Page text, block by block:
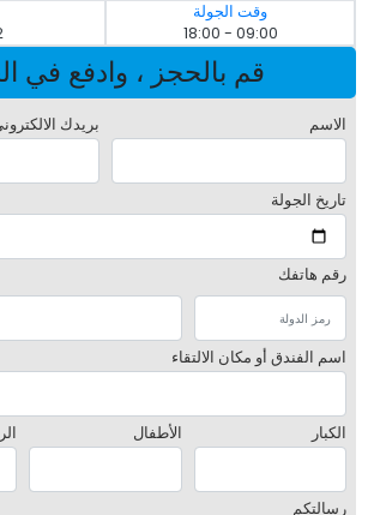
وقت الجولة
09:00 - 18:00
قم بالحجز ، وادفع في
الاسم بريدك
تاريخ الجولة
رقم هاتفك
اسم الفندق أو مكان الالتقاء
الكبار الأطفال
رسالتكم